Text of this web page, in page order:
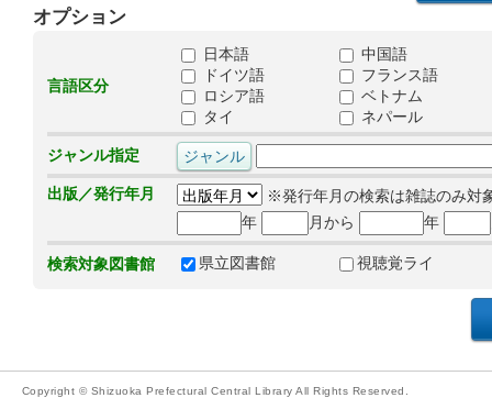
オプション
言語区分
日本語
中国語
ドイツ語
フランス語
ロシア語
ベトナム
タイ
ネパール
ジャンル指定
出版／発行年月
※発行年月の検索は雑誌のみ対
年
月から 年
検索対象図書館 県立図書館 視聴覚ライ
Copyright © Shizuoka Prefectural Central Library All Rights Reserved.